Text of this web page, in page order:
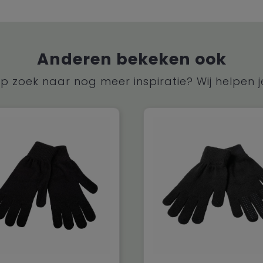
Anderen bekeken ook
zoek naar nog meer inspiratie? Wij helpen